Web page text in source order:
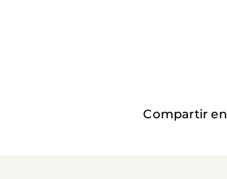
Compartir en